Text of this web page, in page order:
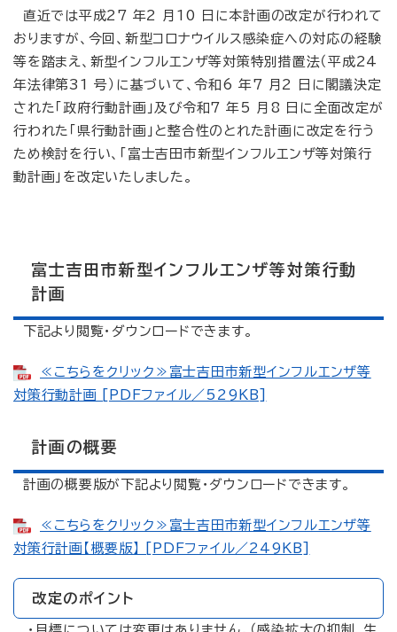
直近では平成27 年2 月10 日に本計画の改定が行われて
おりますが、今回、新型コロナウイルス感染症への対応の経験
等を踏まえ、新型インフルエンザ等対策特別措置法（平成24
年法律第31 号）に基づいて、令和6 年7 月2 日に閣議決定
された「政府行動計画」及び令和7 年5 月8 日に全面改定が
行われた「県行動計画」と整合性のとれた計画に改定を行う
ため検討を行い、「富士吉田市新型インフルエンザ等対策行
動計画」を改定いたしました。
富士吉田市新型インフルエンザ等対策行動
計画
下記より閲覧・ダウンロードできます。
≪こちらをクリック≫富士吉田市新型インフルエンザ等
対策行動計画 [PDFファイル／529KB]
計画の概要
計画の概要版が下記より閲覧・ダウンロードできます。
≪こちらをクリック≫富士吉田市新型インフルエンザ等
対策行計画【概要版】 [PDFファイル／249KB]
改定のポイント